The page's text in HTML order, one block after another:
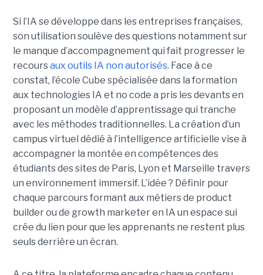
Si l’IA se développe dans les entreprises françaises,
son utilisation soulève des questions notamment sur
le manque d’accompagnement qui fait progresser le
recoursaux outils IA non autorisés. Face à ce
constat, l’école Cube spécialisée dans la formation
aux technologies IA et no code a pris les devants en
proposant un modèle d’apprentissage qui tranche
avec les méthodes traditionnelles. La création d’un
campus virtuel dédié à l’intelligence artificielle vise à
accompagner la montée en compétences des
étudiants des sites de Paris, Lyon et Marseille travers
un environnement immersif. L’idée ? Définir pour
chaque parcours formant aux métiers de product
builder ou de growth marketer en IA un espace sui
crée du lien pour que les apprenants ne restent plus
seuls derrière un écran.